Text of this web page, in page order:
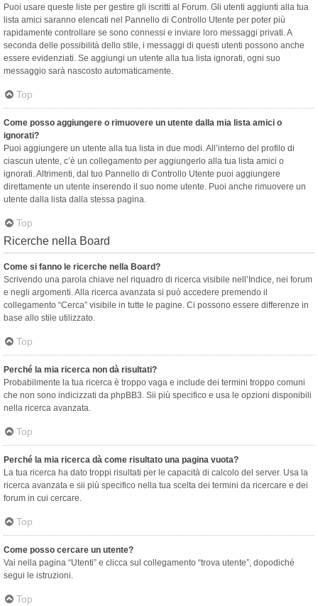
Puoi usare queste liste per gestire gli iscritti al Forum. Gli utenti aggiunti alla tua
lista amici saranno elencati nel Pannello di Controllo Utente per poter più
rapidamente controllare se sono connessi e inviare loro messaggi privati. A
seconda delle possibilità dello stile, i messaggi di questi utenti possono anche
essere evidenziati. Se aggiungi un utente alla tua lista ignorati, ogni suo
messaggio sarà nascosto automaticamente.
Top
Come posso aggiungere o rimuovere un utente dalla mia lista amici o
ignorati?
Puoi aggiungere un utente alla tua lista in due modi. All’interno del profilo di
ciascun utente, c’è un collegamento per aggiungerlo alla tua lista amici o
ignorati. Altrimenti, dal tuo Pannello di Controllo Utente puoi aggiungere
direttamente un utente inserendo il suo nome utente. Puoi anche rimuovere un
utente dalla lista dalla stessa pagina.
Top
Ricerche nella Board
Come si fanno le ricerche nella Board?
Scrivendo una parola chiave nel riquadro di ricerca visibile nell’Indice, nei forum
e negli argomenti. Alla ricerca avanzata si può accedere premendo il
collegamento “Cerca” visibile in tutte le pagine. Ci possono essere differenze in
base allo stile utilizzato.
Top
Perché la mia ricerca non dà risultati?
Probabilmente la tua ricerca è troppo vaga e include dei termini troppo comuni
che non sono indicizzati da phpBB3. Sii più specifico e usa le opzioni disponibili
nella ricerca avanzata.
Top
Perché la mia ricerca dà come risultato una pagina vuota?
La tua ricerca ha dato troppi risultati per le capacità di calcolo del server. Usa la
ricerca avanzata e sii più specifico nella tua scelta dei termini da ricercare e dei
forum in cui cercare.
Top
Come posso cercare un utente?
Vai nella pagina “Utenti” e clicca sul collegamento “trova utente”, dopodiché
segui le istruzioni.
Top